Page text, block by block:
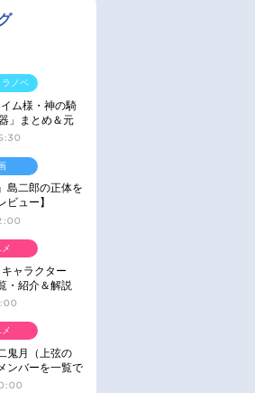
イム様・神の騎
」まとめ＆元
ラノベ
島二郎の正体を
ビュー】
キャラクター
・紹介＆解説
鬼月（上弦の
ンバーを一覧で
鬼の情報まと